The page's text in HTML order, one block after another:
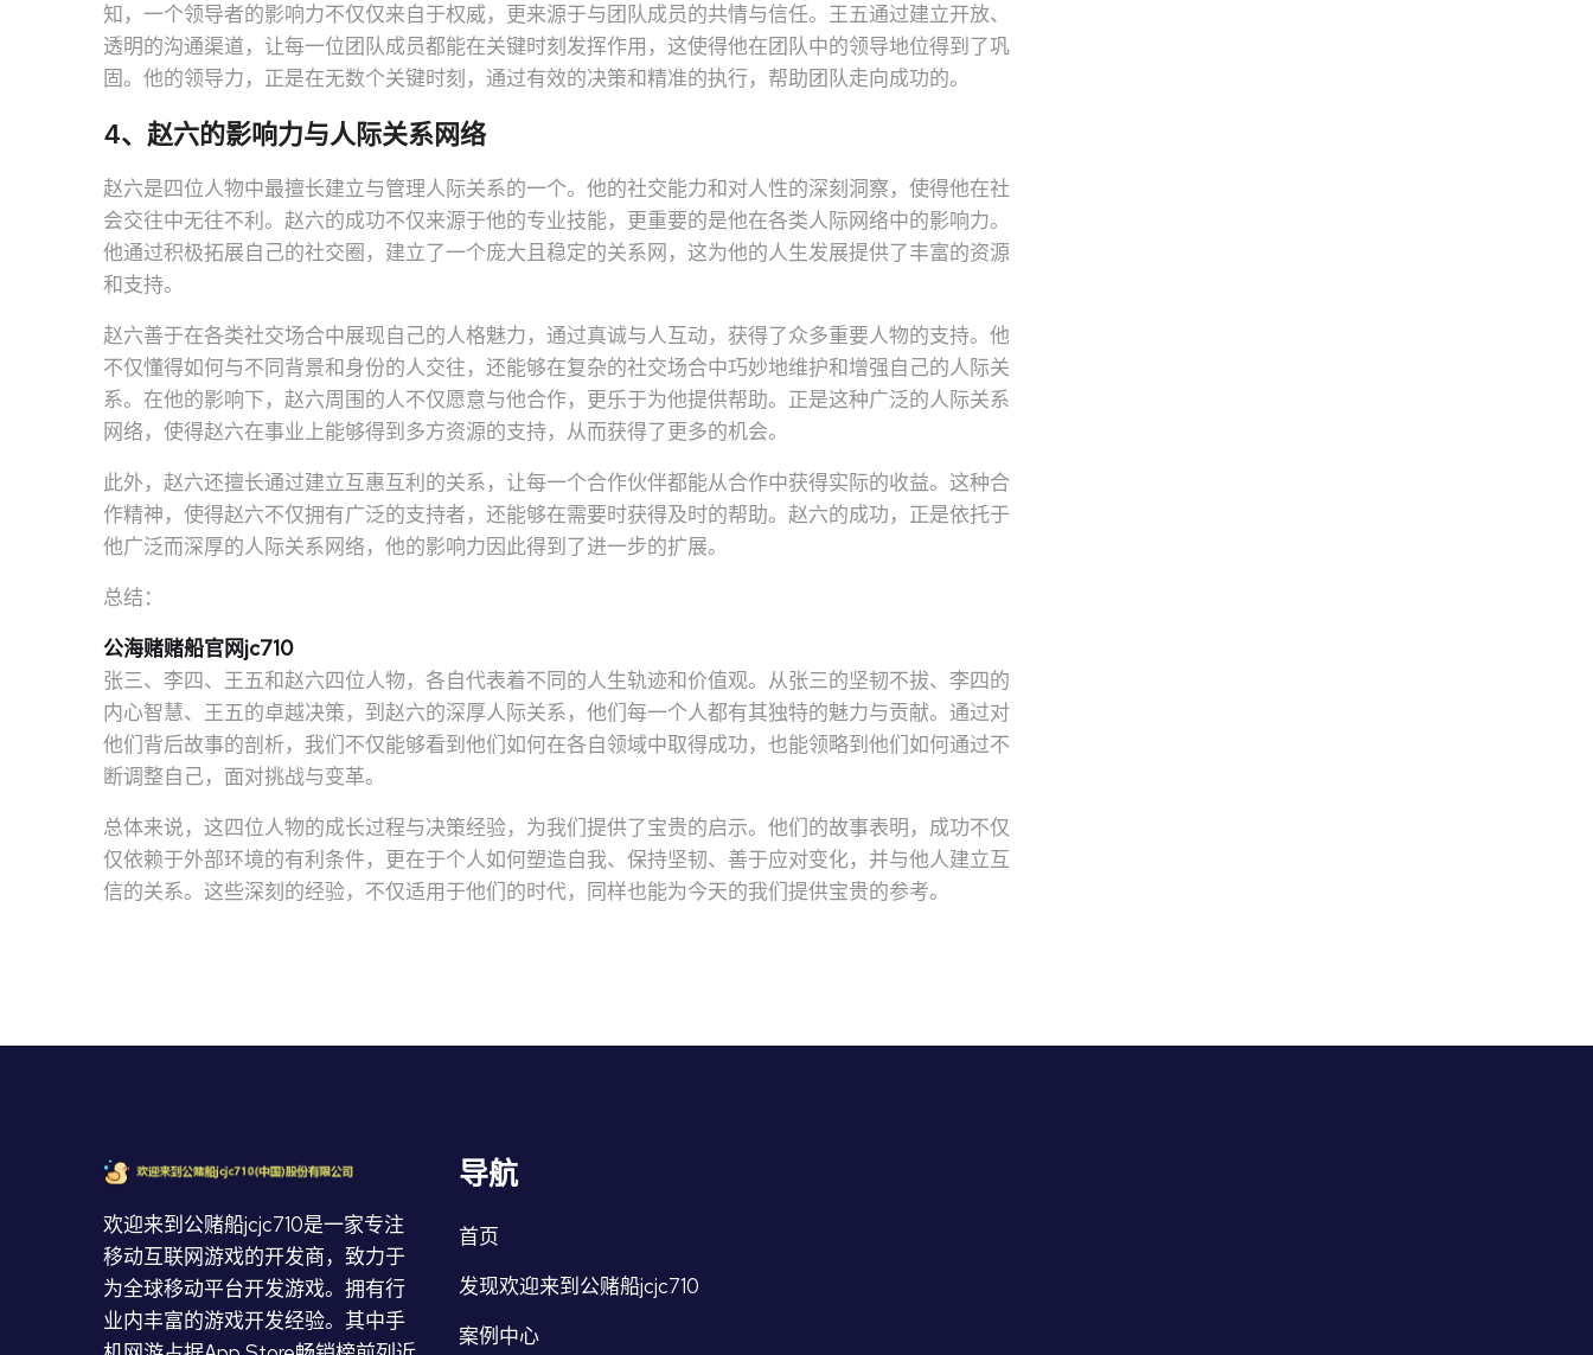
知，一个领导者的影响力不仅仅来自于权威，更来源于与团队成员的共情与信任。王五通过建立开放、
透明的沟通渠道，让每一位团队成员都能在关键时刻发挥作用，这使得他在团队中的领导地位得到了巩
固。他的领导力，正是在无数个关键时刻，通过有效的决策和精准的执行，帮助团队走向成功的。
4、赵六的影响力与人际关系网络
赵六是四位人物中最擅长建立与管理人际关系的一个。他的社交能力和对人性的深刻洞察，使得他在社
会交往中无往不利。赵六的成功不仅来源于他的专业技能，更重要的是他在各类人际网络中的影响力。
他通过积极拓展自己的社交圈，建立了一个庞大且稳定的关系网，这为他的人生发展提供了丰富的资源
和支持。
赵六善于在各类社交场合中展现自己的人格魅力，通过真诚与人互动，获得了众多重要人物的支持。他
不仅懂得如何与不同背景和身份的人交往，还能够在复杂的社交场合中巧妙地维护和增强自己的人际关
系。在他的影响下，赵六周围的人不仅愿意与他合作，更乐于为他提供帮助。正是这种广泛的人际关系
网络，使得赵六在事业上能够得到多方资源的支持，从而获得了更多的机会。
此外，赵六还擅长通过建立互惠互利的关系，让每一个合作伙伴都能从合作中获得实际的收益。这种合
作精神，使得赵六不仅拥有广泛的支持者，还能够在需要时获得及时的帮助。赵六的成功，正是依托于
他广泛而深厚的人际关系网络，他的影响力因此得到了进一步的扩展。
总结：
公海赌赌船官网jc710
张三、李四、王五和赵六四位人物，各自代表着不同的人生轨迹和价值观。从张三的坚韧不拔、李四的
内心智慧、王五的卓越决策，到赵六的深厚人际关系，他们每一个人都有其独特的魅力与贡献。通过对
他们背后故事的剖析，我们不仅能够看到他们如何在各自领域中取得成功，也能领略到他们如何通过不
断调整自己，面对挑战与变革。
总体来说，这四位人物的成长过程与决策经验，为我们提供了宝贵的启示。他们的故事表明，成功不仅
仅依赖于外部环境的有利条件，更在于个人如何塑造自我、保持坚韧、善于应对变化，并与他人建立互
信的关系。这些深刻的经验，不仅适用于他们的时代，同样也能为今天的我们提供宝贵的参考。
欢迎来到公赌船jcjc710是一家专注
移动互联网游戏的开发商，致力于
为全球移动平台开发游戏。拥有行
业内丰富的游戏开发经验。其中手
导航
首页
发现欢迎来到公赌船jcjc710
案例中心